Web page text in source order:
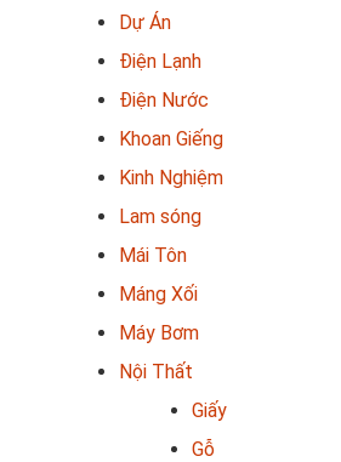
Dự Án
Điện Lạnh
Điện Nước
Khoan Giếng
Kinh Nghiệm
Lam sóng
Mái Tôn
Máng Xối
Máy Bơm
Nội Thất
Giấy
Gỗ